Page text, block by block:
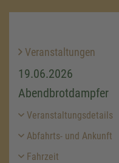
Veranstaltungen
19.06.2026
Abendbrotdampfer
Veranstaltungsdetails
Abfahrts- und Ankunft
Fahrzeit